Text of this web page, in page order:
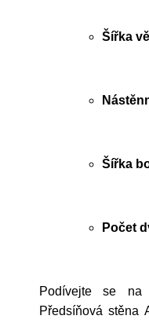
Šířka
Šířka
Počet
Podívejte se na
Předsíňová stěna